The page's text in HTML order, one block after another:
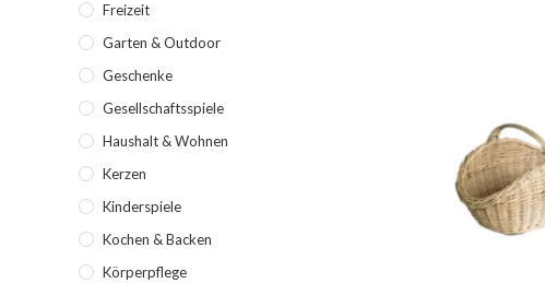
Freizeit
Garten & Outdoor
Geschenke
Gesellschaftsspiele
Haushalt & Wohnen
Kerzen
Kinderspiele
Kochen & Backen
Körperpflege